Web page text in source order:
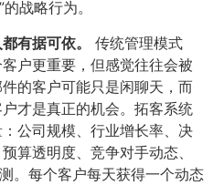
战略行为。
有据可依。​
传统管理模式
户更重要，但感觉往往会被
的客户可能只是闲聊天，而
才是真正的机会。拓客系统
公司规模、行业增长率、决
算透明度、竞争对手动态、
。每个客户每天获得一个动态